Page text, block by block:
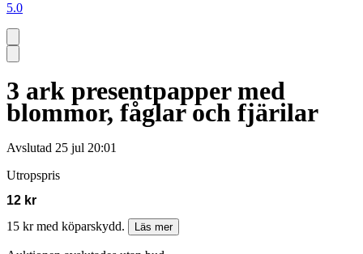
5.0
3 ark presentpapper med
blommor, fåglar och fjärilar
Avslutad 25 jul 20:01
Utropspris
12 kr
15 kr med köparskydd.
Läs mer